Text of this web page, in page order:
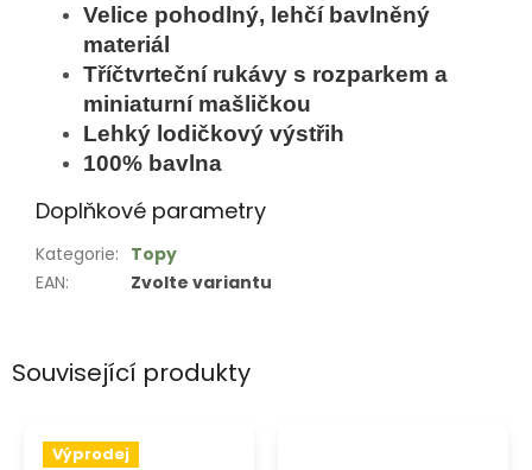
Související produkty
Výprodej
Velice pohodlný, lehčí bavlněný
materiál
Tříčtvrteční rukávy s rozparkem a
miniaturní mašličkou
Lehký lodičkový výstřih
100% bavlna
Doplňkové parametry
Kategorie: Topy
EAN: Zvolte variantu